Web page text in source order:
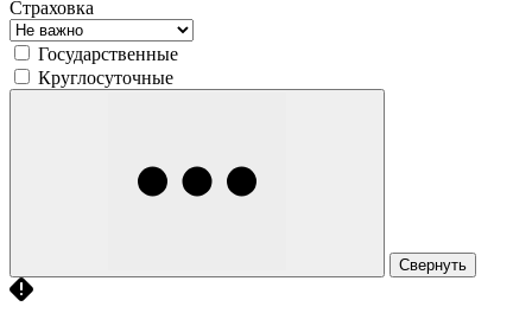
Страховка
Государственные
Круглосуточные
Свернуть